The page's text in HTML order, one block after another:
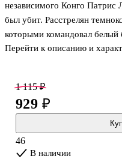
независимого Конго
был убит. Расстрелян
которыми командовал белый
Благоприятный климат,
верили, что Черный
Африка погрузилась в
множество жизней. Мечта о
трагедией и гибелью более
Эта книга - анализ истории
Перейти к описанию и
1 115 ₽
929 ₽
46
В наличии